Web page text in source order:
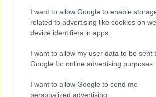
I want to allow Google to enable
related to advertising like cookies on
device identifiers in apps.
I want to allow my user data to be sent
Google for online advertising purposes.
I want to allow Google to send me
personalized advertising.
Atcelt Ziņot